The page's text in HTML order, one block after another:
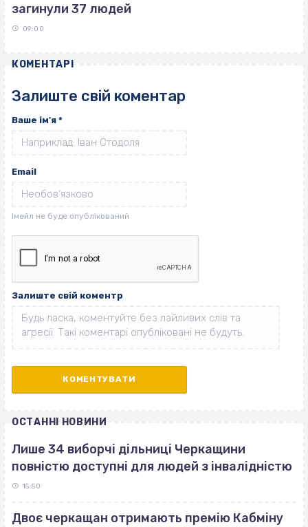
загинули 37 людей
09:00
КОМЕНТАРІ
Залиште свій коментар
Ваше ім'я *
Email
Залиште свій коментр
ОСТАННІ НОВИНИ
Лише 34 виборчі дільниці Черкащини
повністю доступні для людей з інвалідністю
15:50
Двоє черкащан отримають премію Кабміну